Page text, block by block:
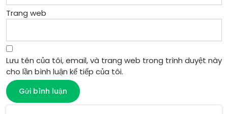
Trang web
Lưu tên của tôi, email, và trang web trong trình duyệt này
cho lần bình luận kế tiếp của tôi.